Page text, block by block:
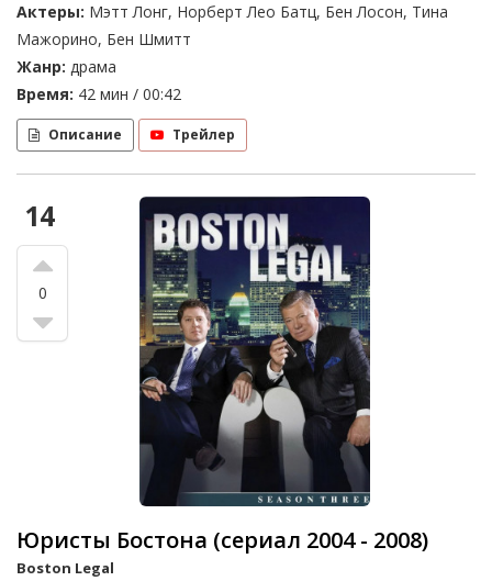
Актеры: Мэтт Лонг, Норберт Лео Батц, Бен Лосон, Тина
Мажорино, Бен Шмитт
Жанр: драма
Время: 42 мин / 00:42
Описание Трейлер
14
0
Юристы Бостона (сериал 2004 - 2008)
Boston Legal